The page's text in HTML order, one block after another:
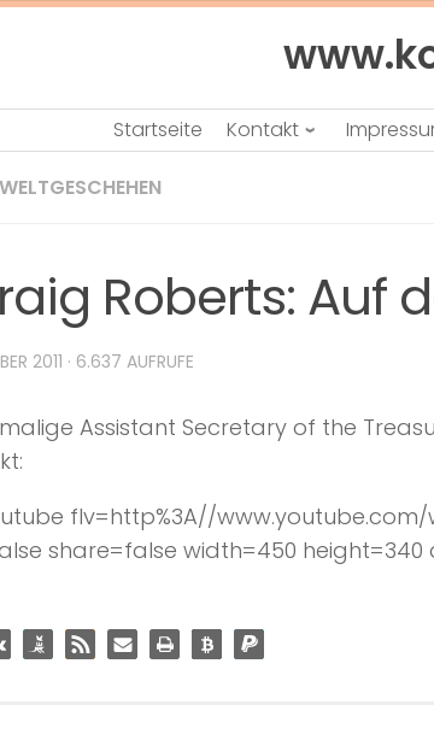
Startseite Kontakt
WELTGESCHEHEN
Roberts: Auf
2011 · 6.637 AUFRUFE
Assistant Secretary of the
flv=http%3A//www.youtube.com/
share=false width=450